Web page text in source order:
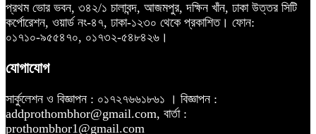
প্রথম ভোর ভবন, ৩৪২/১ চালাবন্দ, আজমপুর, দক্ষিন খাঁন, ঢাকা উত্তর সিটি
কর্পোরেশন, ওয়ার্ড নং-৪৭, ঢাকা-১২৩০ থেকে প্রকাশিত। ফোন:
০১৭১০-৯৫৫৪৭০, ০১৭৩২-৫৪৮৪২৬।
যোগাযোগ
সার্কুলেশন ও বিজ্ঞাপন : ০১৭২৭৬৬১৮৬১ । বিজ্ঞাপন :
addprothombhor@gmail.com, বার্তা :
prothombhor1@gmail.com